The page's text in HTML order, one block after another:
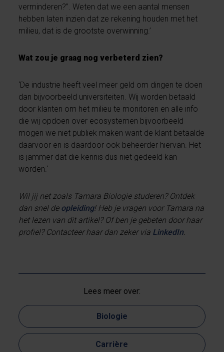
verminderen?”. Weten dat we een aantal mensen
hebben laten inzien dat ze rekening houden met het
milieu, dat is de grootste overwinning.’
Wat zou je graag nog verbeterd zien?
‘De industrie heeft veel meer geld om dingen te doen
dan bijvoorbeeld universiteiten. Wij worden betaald
door klanten om het milieu te monitoren en alle info
die wij opdoen over ecosystemen bijvoorbeeld
mogen we niet publiek maken want de klant betaalde
daarvoor en is daardoor ook beheerder hiervan. Het
is jammer dat die kennis dus niet gedeeld kan
worden.‘
Wil jij net zoals Tamara Biologie studeren? Ontdek
dan snel de opleiding! Heb je vragen voor Tamara na
het lezen van dit artikel? Of ben je gebeten door haar
profiel? Contacteer haar dan zeker via LinkedIn.
Lees meer over:
Biologie
Carrière